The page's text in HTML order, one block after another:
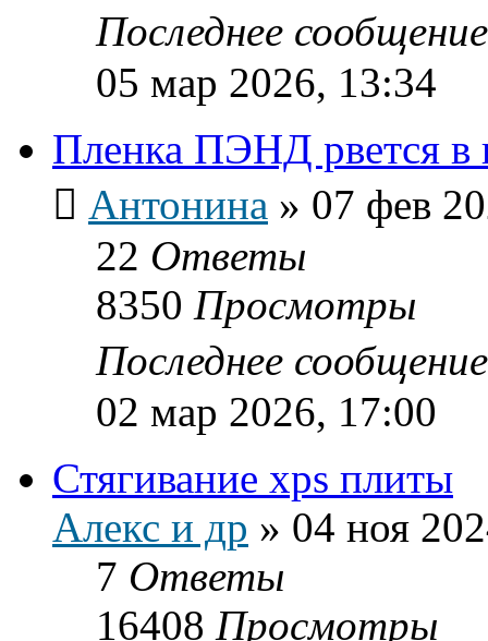
Последнее
05 мар 2026, 13:34
Пленка ПЭНД рвется в
Антонина » 07 фев
22 Ответы
8350 Просмотры
Последнее
02 мар 2026, 17:00
Стягивание xps плиты
Алекс и др » 04 ноя
7 Ответы
16408 Просмотры